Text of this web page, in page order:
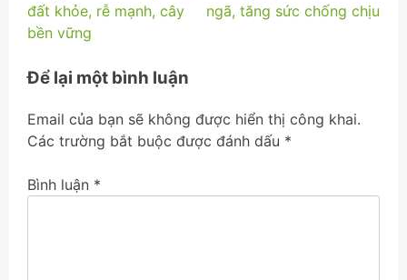
bài
viết
đất khỏe, rễ mạnh, cây
bền vững
ngã, tăng sức chống chịu
Để lại một bình luận
Email của bạn sẽ không được hiển thị công khai.
Các trường bắt buộc được đánh dấu *
Bình luận *